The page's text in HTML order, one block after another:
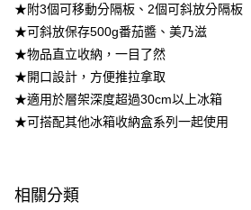
★附3個可移動分隔板、2個可斜放分隔板
★可斜放保存500g番茄醬、美乃滋
★物品直立收納，一目了然
★開口設計，方便推拉拿取
★適用於層架深度超過30cm以上冰箱
★可搭配其他冰箱收納盒系列一起使用
相關分類